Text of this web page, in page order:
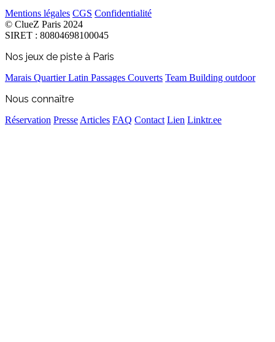
Mentions légales CGS Confidentialité
© ClueZ Paris 2024
SIRET : 80804698100045
Nos jeux de piste à Paris
Marais Quartier Latin Passages Couverts Team Building outdoor
Nous connaître
Réservation Presse Articles FAQ Contact Lien Linktr.ee